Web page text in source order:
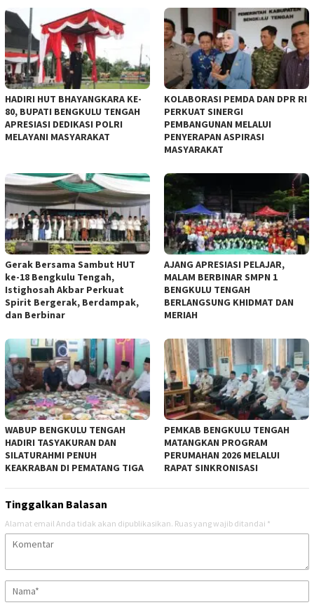
HADIRI HUT BHAYANGKARA KE-
80, BUPATI BENGKULU TENGAH
APRESIASI DEDIKASI POLRI
MELAYANI MASYARAKAT
KOLABORASI PEMDA DAN DPR RI
PERKUAT SINERGI
PEMBANGUNAN MELALUI
PENYERAPAN ASPIRASI
MASYARAKAT
Gerak Bersama Sambut HUT
ke-18 Bengkulu Tengah,
Istighosah Akbar Perkuat
Spirit Bergerak, Berdampak,
dan Berbinar
AJANG APRESIASI PELAJAR,
MALAM BERBINAR SMPN 1
BENGKULU TENGAH
BERLANGSUNG KHIDMAT DAN
MERIAH
WABUP BENGKULU TENGAH
HADIRI TASYAKURAN DAN
SILATURAHMI PENUH
KEAKRABAN DI PEMATANG TIGA
PEMKAB BENGKULU TENGAH
MATANGKAN PROGRAM
PERUMAHAN 2026 MELALUI
RAPAT SINKRONISASI
Tinggalkan Balasan
Alamat email Anda tidak akan dipublikasikan. Ruas yang wajib ditandai *